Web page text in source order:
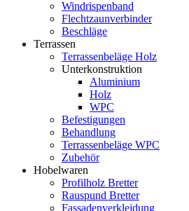
Windrispenband
Flechtzaunverbinder
Beschläge
Terrassen
Terrassenbeläge Holz
Unterkonstruktion
Aluminium
Holz
WPC
Befestigungen
Behandlung
Terrassenbeläge WPC
Zubehör
Hobelwaren
Profilholz Bretter
Rauspund Bretter
Fassadenverkleidung